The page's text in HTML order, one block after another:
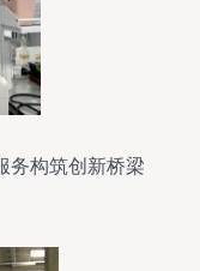
务构筑创新桥梁